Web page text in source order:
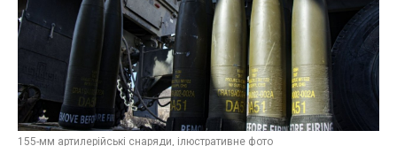
155-мм артилерійські снаряди, ілюстративне фото